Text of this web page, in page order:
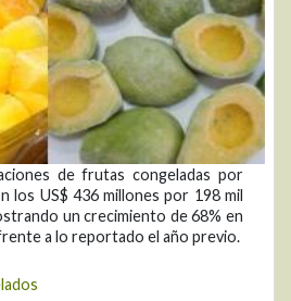
de frutas congeladas por
los US$ 436 millones por 198 mil
un crecimiento de 68% en
a lo reportado el año previo.